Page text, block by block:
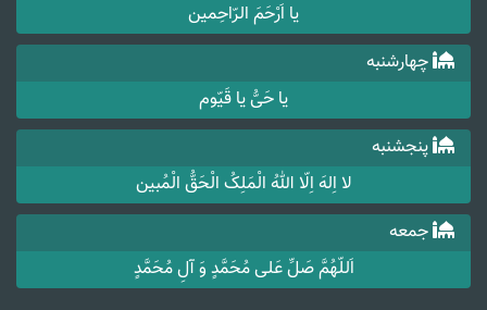
یا اَرْحَمَ الرّاحِمین
چهارشنبه
یا حَیُّ یا قَیّوم
پنجشنبه
لا اِلهَ اِلّا اللهُ الْمَلِکُ الْحَقُّ الْمُبین
جمعه
اَللّهُمَّ صَلِّ عَلی مُحَمَّدٍ وَ آلِ مُحَمَّدٍ